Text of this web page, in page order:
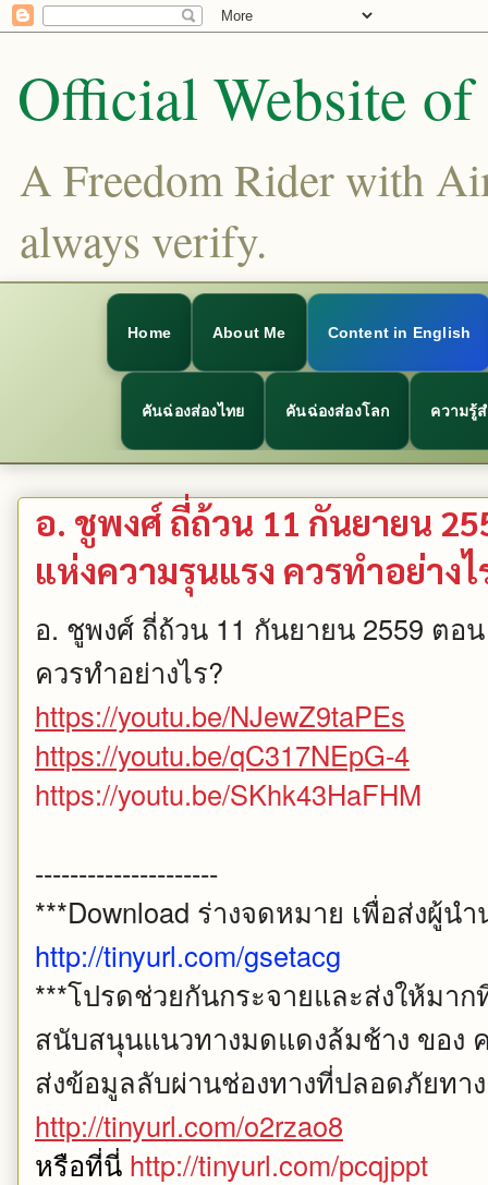
Official Website
A Freedom Rider with
always verify.
Home About Me Content in English
คันฉ่องส่องไทย คันฉ่องส่องโลก ความรู้
อ. ชูพงศ์ ถี่ถ้วน 11 กันยายน
แห่งความรุนแรง ควรทำอย่างไ
อ. ชูพงศ์ ถี่ถ้วน 11 กันยายน 2559 ตอ
ควรทำอย่างไร?
https://youtu.be/NJewZ9taPEs
https://youtu.be/qC317NEpG-4
https://youtu.be/SKhk43HaFHM
---------------------
***Download ร่างจดหมาย เพื่อส่งผู้น
http://tinyurl.com/gsetacg
***โปรดช่วยกันกระจายและส่งให้ม
สนับสนุนแนวทางมดแดงล้มช้าง ของ
ส่งข้อมูลลับผ่านช่องทางที่ปลอดภัยทา
http://tinyurl.com/o2rzao8
หรือที่นี่ http://tinyurl.com/pcqjppt